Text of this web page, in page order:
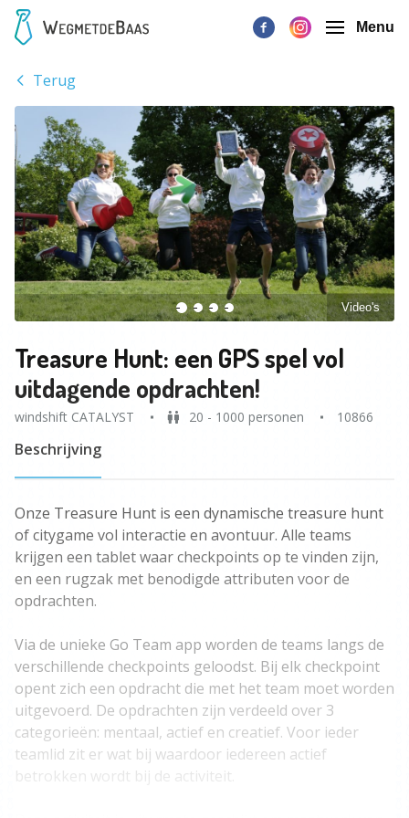
Menu
Terug
Video's
Treasure Hunt: een GPS spel vol
uitdagende opdrachten!
windshift CATALYST 20 - 1000 personen 10866
Beschrijving
Onze Treasure Hunt is een dynamische treasure hunt
of citygame vol interactie en avontuur. Alle teams
krijgen een tablet waar checkpoints op te vinden zijn,
en een rugzak met benodigde attributen voor de
opdrachten.
Via de unieke Go Team app worden de teams langs de
verschillende checkpoints geloodst. Bij elk checkpoint
opent zich een opdracht die met het team moet worden
uitgevoerd. De opdrachten zijn verdeeld over 3
categorieën: mentaal, actief en creatief. Voor ieder
teamlid zit er wat bij waardoor iedereen actief
betrokken wordt bij de activiteit.